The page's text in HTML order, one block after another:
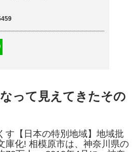
って見えてきたその
す【日本の特別地域】地域批
庫化! 相模原市は、神奈川県の